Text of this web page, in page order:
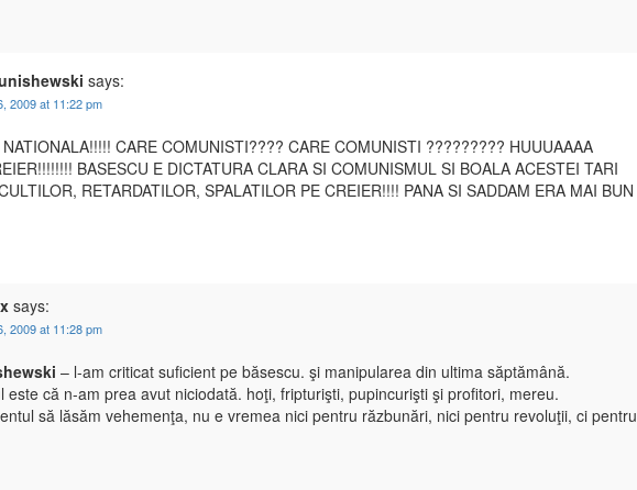
says:
2009 at 11:22 pm
CARE COMUNISTI???? CARE COMUNISTI ????????? HUUUAAAA
BASESCU E DICTATURA CLARA SI COMUNISMUL SI BOALA ACESTEI TARI
RETARDATILOR, SPALATILOR PE CREIER!!!! PANA SI SADDAM ERA MAI BUN
says:
2009 at 11:28 pm
– l-am criticat suficient pe băsescu. şi manipularea din ultima săptămână.
este că n-am prea avut niciodată. hoţi, fripturişti, pupincurişti şi profitori, mereu.
să lăsăm vehemenţa, nu e vremea nici pentru răzbunări, nici pentru revoluţii, ci pentru